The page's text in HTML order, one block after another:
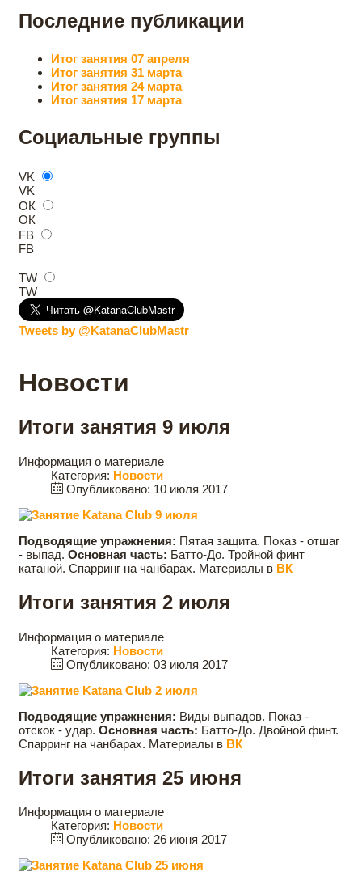
Последние публикации
Итог занятия 07 апреля
Итог занятия 31 марта
Итог занятия 24 марта
Итог занятия 17 марта
Социальные группы
VK
VK
ОК
ОК
FB
FB
TW
TW
Tweets by @KatanaClubMastr
Новости
Итоги занятия 9 июля
Информация о материале
Категория: Новости
Опубликовано: 10 июля 2017
Подводящие упражнения: Пятая защита. Показ - отшаг
- выпад. Основная часть: Батто-До. Тройной финт
катаной. Спарринг на чанбарах. Материалы в ВК
Итоги занятия 2 июля
Информация о материале
Категория: Новости
Опубликовано: 03 июля 2017
Подводящие упражнения: Виды выпадов. Показ -
отскок - удар. Основная часть: Батто-До. Двойной финт.
Спарринг на чанбарах. Материалы в ВК
Итоги занятия 25 июня
Информация о материале
Категория: Новости
Опубликовано: 26 июня 2017